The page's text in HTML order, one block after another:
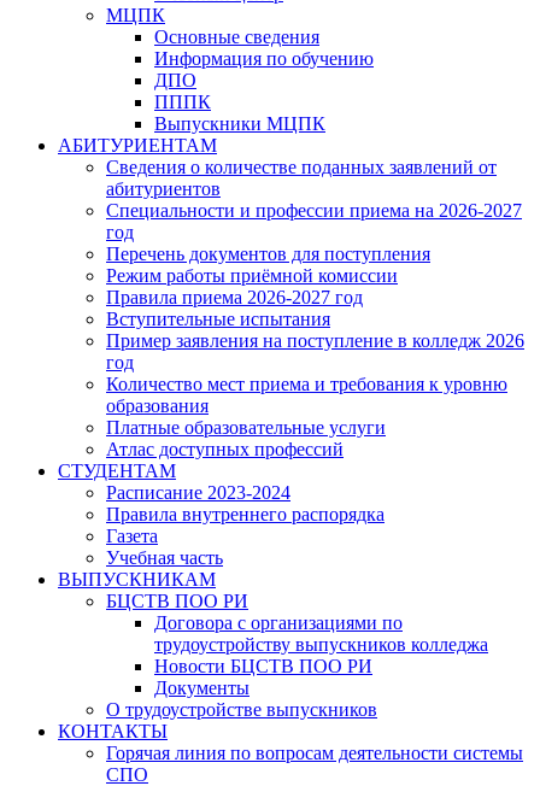
МЦПК
Основные сведения
Информация по обучению
ДПО
ПППК
Выпускники МЦПК
АБИТУРИЕНТАМ
Сведения о количестве поданных заявлений от
абитуриентов
Специальности и профессии приема на 2026-2027
год
Перечень документов для поступления
Режим работы приёмной комиссии
Правила приема 2026-2027 год
Вступительные испытания
Пример заявления на поступление в колледж 2026
год
Количество мест приема и требования к уровню
образования
Платные образовательные услуги
Атлас доступных профессий
СТУДЕНТАМ
Расписание 2023-2024
Правила внутреннего распорядка
Газета
Учебная часть
ВЫПУСКНИКАМ
БЦСТВ ПОО РИ
Договора с организациями по
трудоустройству выпускников колледжа
Новости БЦСТВ ПОО РИ
Документы
О трудоустройстве выпускников
КОНТАКТЫ
Горячая линия по вопросам деятельности системы
СПО